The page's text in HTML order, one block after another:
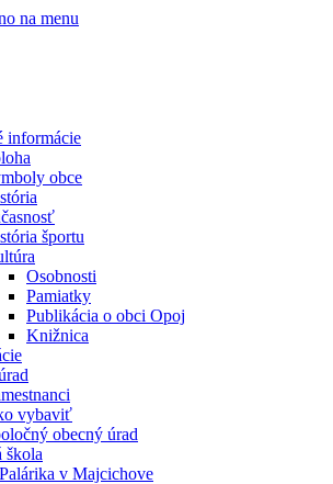
na menu
informácie
obce
športu
Osobnosti
Pamiatky
Publikácia o obci Opoj
Knižnica
vybaviť
obecný úrad
škola
v Majcichove